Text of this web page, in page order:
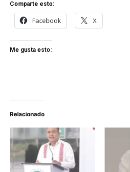
Comparte esto:
Facebook X
Me gusta esto:
Relacionado